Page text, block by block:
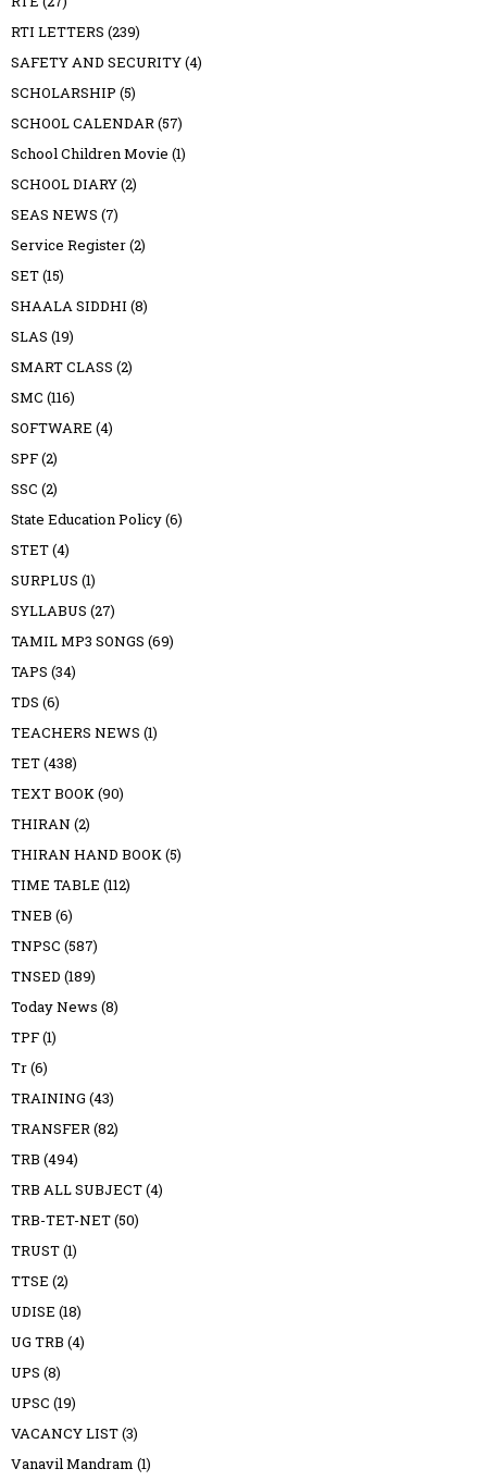
RTI LETTERS (239)
SAFETY AND SECURITY(4)
SCHOLARSHIP (5)
SCHOOL CALENDAR(57)
School Children Movie (1)
SCHOOL DIARY(2)
SEAS NEWS (7)
Service Register(2)
SET(15)
SHAALA SIDDHI (8)
SLAS (19)
SMART CLASS (2)
SMC (116)
SOFTWARE (4)
SPF(2)
SSC (2)
State Education Policy(6)
STET(4)
SURPLUS (1)
SYLLABUS (27)
TAMIL MP3 SONGS (69)
TAPS (34)
TDS (6)
TEACHERS NEWS (1)
TET(438)
TEXT BOOK(90)
THIRAN (2)
THIRAN HAND BOOK(5)
TIME TABLE (112)
TNEB (6)
TNPSC (587)
TNSED (189)
Today News (8)
TPF(1)
Tr(6)
TRAINING (43)
TRANSFER(82)
TRB (494)
TRB ALL SUBJECT(4)
TRB-TET-NET(50)
TRUST(1)
TTSE (2)
UDISE (18)
UG TRB (4)
UPS (8)
UPSC (19)
VACANCY LIST(3)
Vanavil Mandram (1)